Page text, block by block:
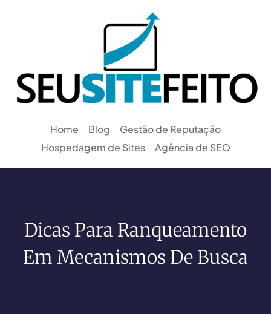
Home Blog
Gestão de Reputação
Hospedagem de Sites
Agência de SEO
Dicas Para Ranqueamento
Em Mecanismos De Busca